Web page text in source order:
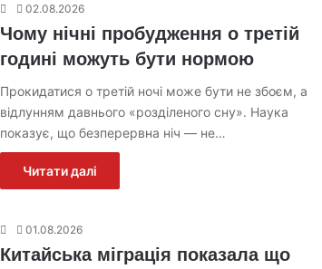
02.08.2026
Чому нічні пробудження о третій
годині можуть бути нормою
Прокидатися о третій ночі може бути не збоєм, а
відлунням давнього «розділеного сну». Наука
показує, що безперервна ніч — не…
Читати далі
01.08.2026
Китайська міграція показала що